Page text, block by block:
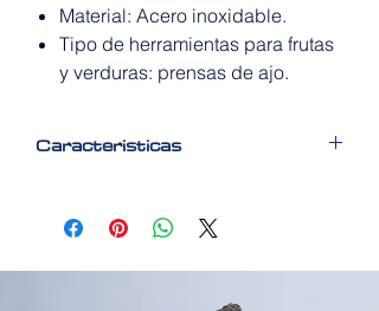
Material: Acero inoxidable.
Tipo de herramientas para frutas
y verduras: prensas de ajo.
Caracteristicas
Triturar y picar el ajo rápido y fácil.
Fácil
de limpiar y almacenar.